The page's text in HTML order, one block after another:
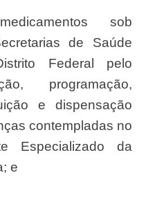
de Saúde
Federal pelo
programação,
e dispensação
contempladas no
Especializado da
e